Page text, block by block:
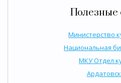
Полезные
Министерство
Национальная
МКУ Отдел